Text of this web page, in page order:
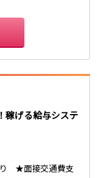
稼げる給与システ
★面接交通費支